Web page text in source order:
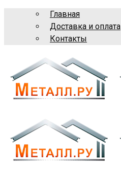
Главная
Доставка и оплата
Контакты